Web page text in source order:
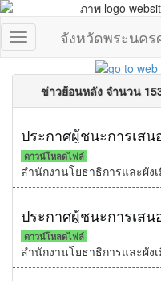
จังหวัดพระนคร
ข่าวย้อนหลัง จำนวน
ดาวน์โหลดไฟล์
สำนักงานโยธาธิการและผัง
ดาวน์โหลดไฟล์
สำนักงานโยธาธิการและผัง